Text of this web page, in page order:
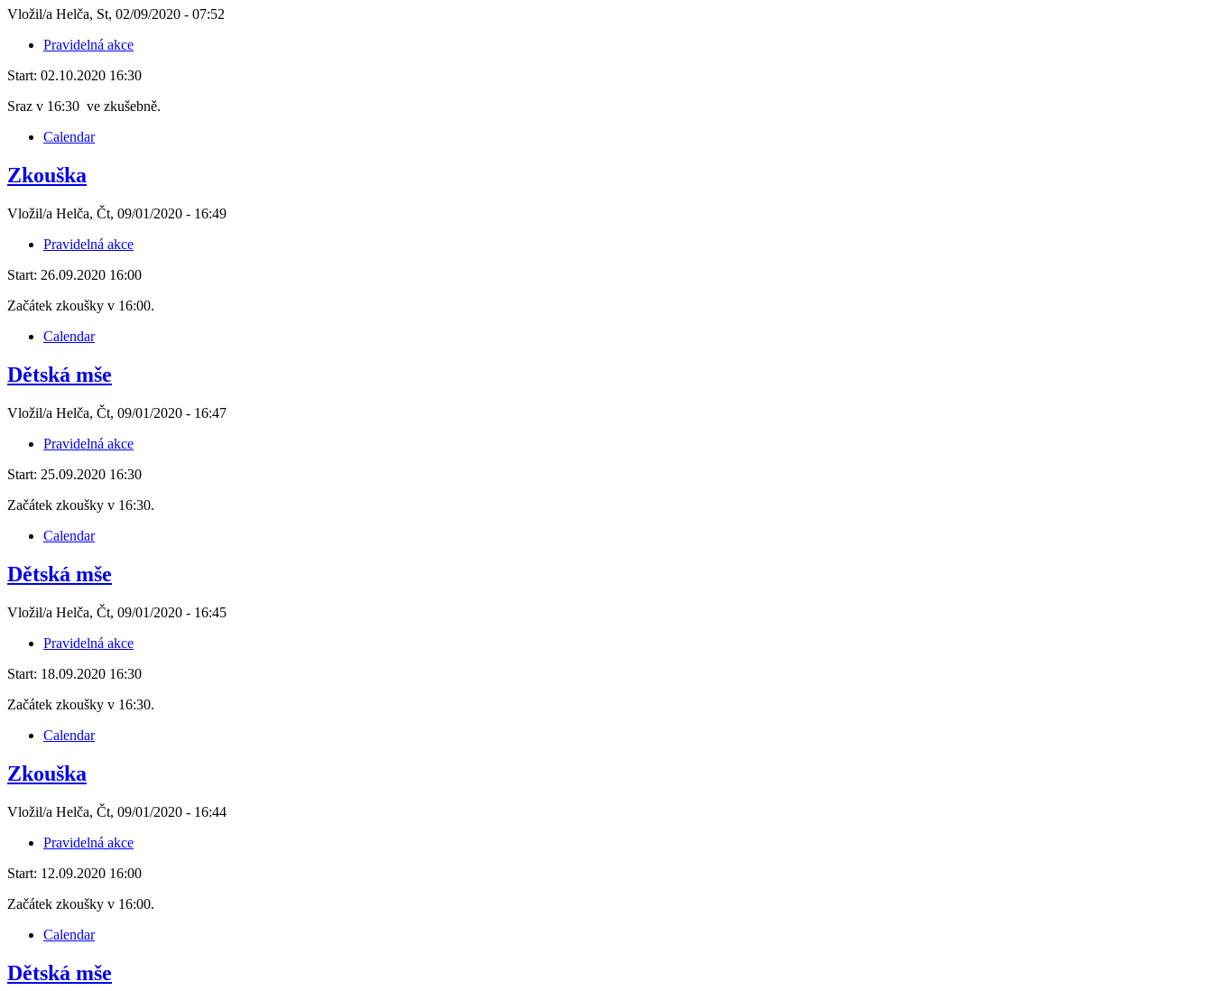
Vložil/a Helča, St, 02/09/2020 - 07:52
Pravidelná akce
Start: 02.10.2020 16:30
Sraz v 16:30 ve zkušebně.
Calendar
Zkouška
Vložil/a Helča, Čt, 09/01/2020 - 16:49
Pravidelná akce
Start: 26.09.2020 16:00
Začátek zkoušky v 16:00.
Calendar
Dětská mše
Vložil/a Helča, Čt, 09/01/2020 - 16:47
Pravidelná akce
Start: 25.09.2020 16:30
Začátek zkoušky v 16:30.
Calendar
Dětská mše
Vložil/a Helča, Čt, 09/01/2020 - 16:45
Pravidelná akce
Start: 18.09.2020 16:30
Začátek zkoušky v 16:30.
Calendar
Zkouška
Vložil/a Helča, Čt, 09/01/2020 - 16:44
Pravidelná akce
Start: 12.09.2020 16:00
Začátek zkoušky v 16:00.
Calendar
Dětská mše